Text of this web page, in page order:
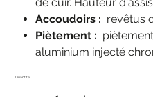
Accoudoirs : revêtus
Piètement :
aluminium injecté
Quantité